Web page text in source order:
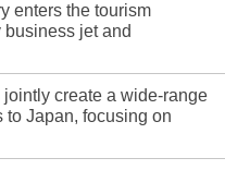
enters the tourism
jet and
create a wide-range
to Japan, focusing on